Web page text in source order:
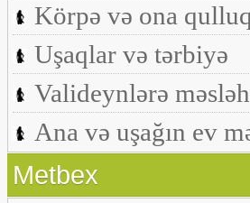
Körpə və ona qulluq
Uşaqlar və tərbiyə
Valideynlərə
Ana və uşağın ev
Metbex